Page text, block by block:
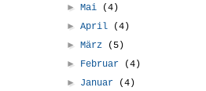
►Mai
(4)
►April
(4)
►März
(5)
► Februar
(4)
► Januar (4)